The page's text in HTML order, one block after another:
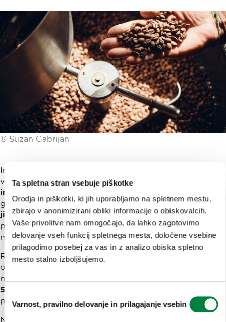
Ta spletna stran vsebuje piškotke
Orodja in piškotki, ki jih uporabljamo na spletnem mestu,
zbirajo v anonimizirani obliki informacije o obiskovalcih.
Vaše privolitve nam omogočajo, da lahko zagotovimo
delovanje vseh funkcij spletnega mesta, določene vsebine
prilagodimo posebej za vas in z analizo obiska spletno
mesto stalno izboljšujemo.
Izbira
soglasja
Varnost, pravilno delovanje in prilagajanje vsebin
© Suzan Gabrijan
In
vrhunski poznavalci slabe kave, v svojih kavarnah
in Stow2go
glavno misijo zadal gostom ponuditivrhunsko kavo ter
jih izobraziti o paleti okusov,ki jo ponuja. (Njihovo
praženo kavo strežejo tudi v mobilni kavarni na osrednji
mestni tržniciTri Marije.)
Raziskovalci kavnih zrn, pridobljenih na družbeno
odgovoren način, se bodo dobro počutili tudi v
na Gallusovem nabrežju, na Krakovskem nasipu pa je
Sabin-Alexandru Minea
ponudbo kakovostne kave s sledljivim poreklom.
Na kratko smo razkrili